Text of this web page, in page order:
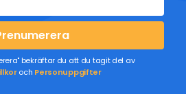
bekräftar du att du tagit del av
och Personuppgifter